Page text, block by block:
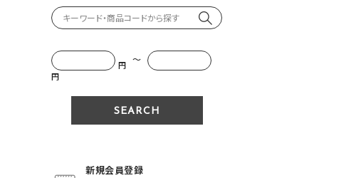
円 ～
円
新規会員登録